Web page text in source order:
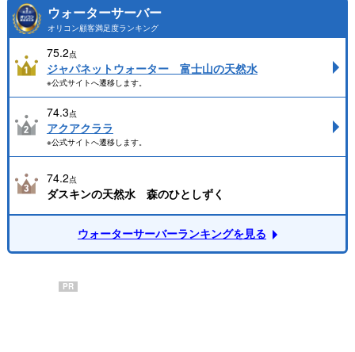
ウォーターサーバー
オリコン顧客満足度ランキング
75.2点
ジャパネットウォーター 富士山の天然水
※公式サイトへ遷移します。
74.3点
アクアクララ
※公式サイトへ遷移します。
74.2点
ダスキンの天然水 森のひとしずく
ウォーターサーバーランキングを見る
PR